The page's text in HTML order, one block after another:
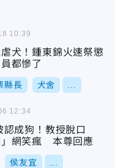
犬！鍾東錦火速祭懲
都慘了
縣長 犬舍
10:39
認成狗！教授脫口
」網笑瘋 本尊回應
侯友宜
12:34